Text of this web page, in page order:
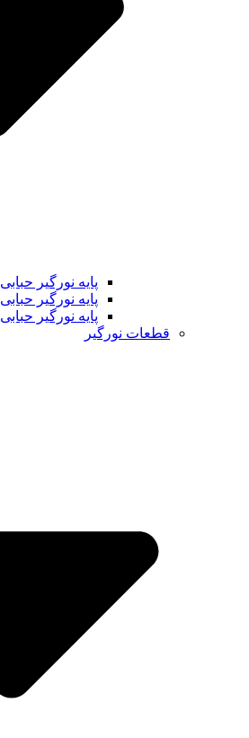
پایه نورگیر حبابی 60 در 60
پایه نورگیر حبابی 125 در 70
پایه نورگیر حبابی 145 در 70
قطعات نورگیر